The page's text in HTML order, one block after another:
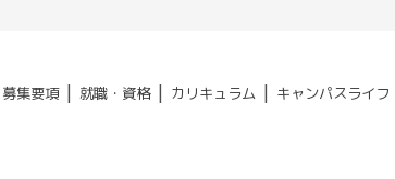
募集要項| 就職・資格| カリキュラム | キャンパスライフ